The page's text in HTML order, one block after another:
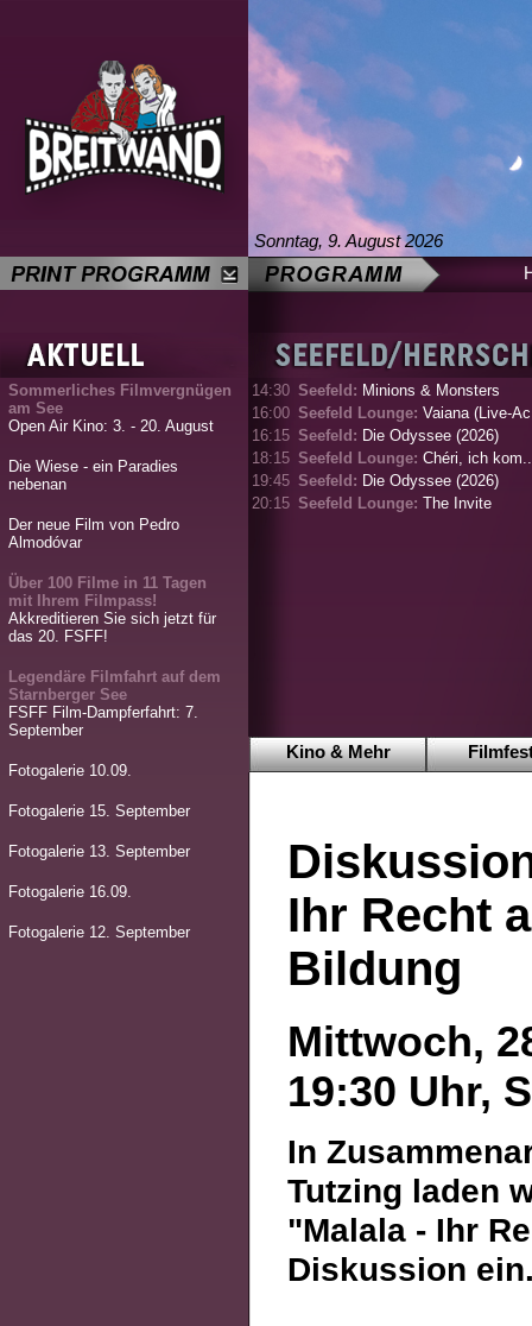
Sonntag, 9. August 2026
Sommerliches Filmvergnügen
am See
Open Air Kino: 3. - 20. August
Die Wiese - ein Paradies
nebenan
Der neue Film von Pedro
Almodóvar
Über 100 Filme in 11 Tagen
mit Ihrem Filmpass!
Akkreditieren Sie sich jetzt für
das 20. FSFF!
Legendäre Filmfahrt auf dem
Starnberger See
FSFF Film-Dampferfahrt: 7.
September
Fotogalerie 10.09.
Fotogalerie 15. September
Fotogalerie 13. September
Fotogalerie 16.09.
Fotogalerie 12. September
14:30 Seefeld: Minions & Monsters
16:00 Seefeld Lounge: Vaiana (Live-
16:15 Seefeld: Die Odyssee (2026)
18:15 Seefeld Lounge: Chéri, ich
19:45 Seefeld: Die Odyssee (2026)
20:15 Seefeld Lounge: The Invite
Kino & Mehr
Ihr Recht
Bildung
Mittwoch,
19:30 Uhr,
In
Tutzing laden
"Malala - Ihr
Diskussion